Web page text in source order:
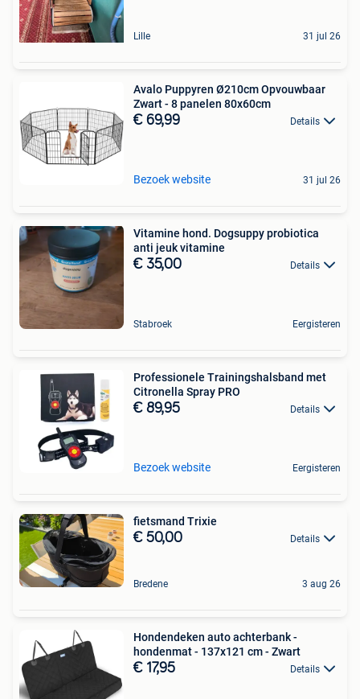
Lille 31 jul 26
Avalo Puppyren Ø210cm Opvouwbaar
Zwart - 8 panelen 80x60cm
€ 69,99 Details
Bezoek website 31 jul 26
Vitamine hond. Dogsuppy probiotica
anti jeuk vitamine
€ 35,00 Details
Stabroek Eergisteren
Professionele Trainingshalsband met
Citronella Spray PRO
€ 89,95 Details
Bezoek website Eergisteren
fietsmand Trixie
€ 50,00 Details
Bredene 3 aug 26
Hondendeken auto achterbank -
hondenmat - 137x121 cm - Zwart
€ 17,95 Details